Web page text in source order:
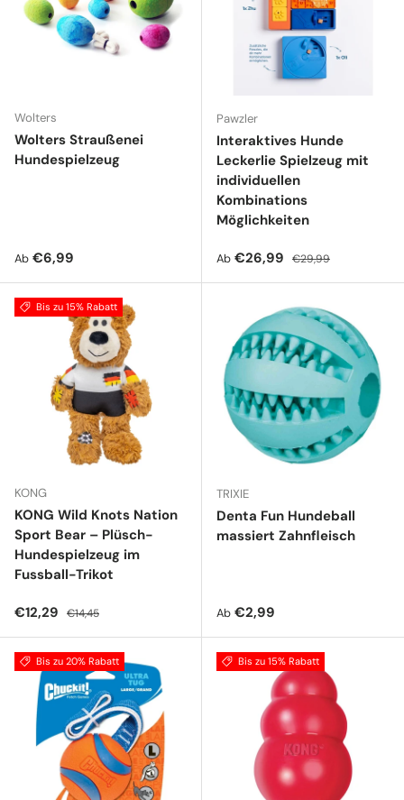
Wolters
Wolters Straußenei
Hundespielzeug
Normaler Preis
Ab €6,99
Pawzler
Interaktives Hunde
Leckerlie Spielzeug mit
individuellen
Kombinations
Möglichkeiten
Verkaufspreis
Ab €26,99 Normaler Preis
€29,99
Bis zu 15% Rabatt
KONG
KONG Wild Knots Nation
Sport Bear – Plüsch-
Hundespielzeug im
Fussball-Trikot
Verkaufspreis
€12,29 Normaler Preis
€14,45
TRIXIE
Denta Fun Hundeball
massiert Zahnfleisch
Normaler Preis
Ab €2,99
Bis zu 20% Rabatt Bis zu 15% Rabatt